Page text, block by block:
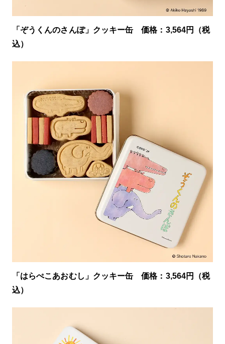
「ぞうくんのさんぽ」クッキー缶 価格：3,564円（税
込）
「はらぺこあおむし」クッキー缶 価格：3,564円（税
込）